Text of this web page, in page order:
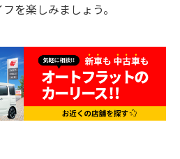
を楽しみましょう。